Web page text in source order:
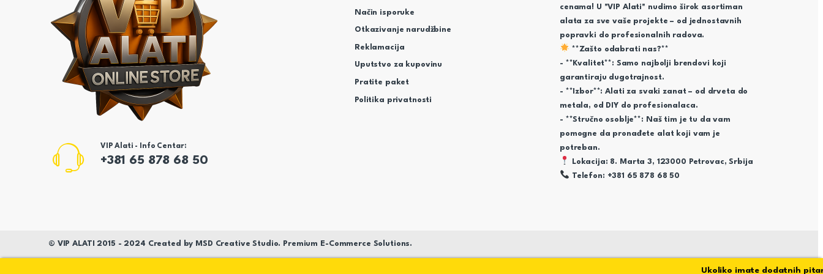
VIP Alati - Info Centar:
+381 65 878 68 50
Način isporuke
Otkazivanje narudžbine
Reklamacija
Uputstvo za kupovinu
Pratite paket
Politika privatnosti
cenama! U "VIP Alati" nudimo širok asortiman
alata za sve vaše projekte – od jednostavnih
popravki do profesionalnih radova.
**Zašto odabrati nas?**
- **Kvalitet**: Samo najbolji brendovi koji
garantiraju dugotrajnost.
- **Izbor**: Alati za svaki zanat – od drveta do
metala, od DIY do profesionalaca.
- **Stručno osoblje**: Naš tim je tu da vam
pomogne da pronađete alat koji vam je
potreban.
Lokacija: 8. Marta 3, 123000 Petrovac, Srbija
Telefon: +381 65 878 68 50
© VIP ALATI 2015 - 2024 Created by MSD Creative Studio. Premium E-Commerce Solutions.
Ukoliko imate dodatnih